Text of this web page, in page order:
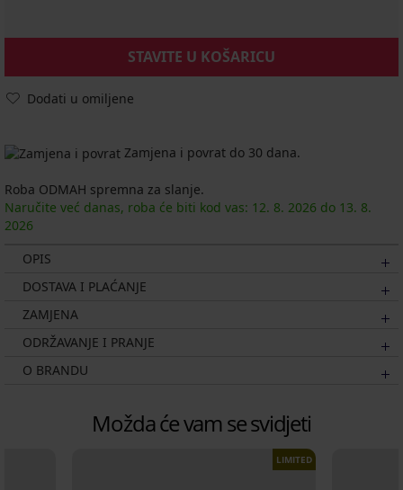
STAVITE U KOŠARICU
Dodati u omiljene
Zamjena i povrat do 30 dana.
Roba ODMAH spremna za slanje.
Naručite već danas, roba će biti kod vas: 12. 8. 2026 do 13. 8.
2026
OPIS
DOSTAVA I PLAĆANJE
ZAMJENA
ODRŽAVANJE I PRANJE
O BRANDU
Možda će vam se svidjeti
LIMITED